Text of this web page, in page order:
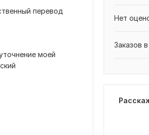
перевод
моей
Нет
Заказов